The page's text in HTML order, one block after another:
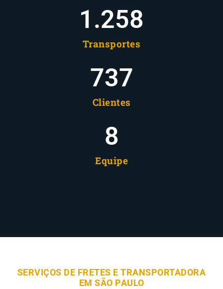
Transportes
1.258
Clientes
737
Equipe
8
SERVIÇOS DE FRETES E TRANSPORTADORA
EM SÃO PAULO